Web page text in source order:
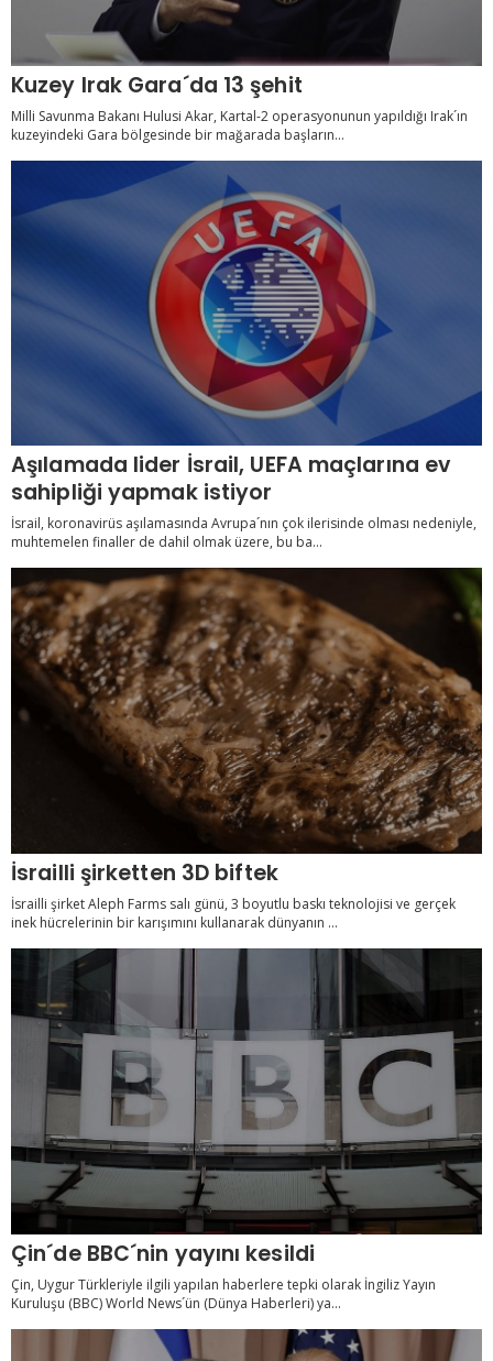
Kuzey Irak Gara´da 13 şehit
Milli Savunma Bakanı Hulusi Akar, Kartal-2 operasyonunun yapıldığı Irak´ın
kuzeyindeki Gara bölgesinde bir mağarada başların...
Aşılamada lider İsrail, UEFA maçlarına ev
sahipliği yapmak istiyor
İsrail, koronavirüs aşılamasında Avrupa´nın çok ilerisinde olması nedeniyle,
muhtemelen finaller de dahil olmak üzere, bu ba...
İsrailli şirketten 3D biftek
İsrailli şirket Aleph Farms salı günü, 3 boyutlu baskı teknolojisi ve gerçek
inek hücrelerinin bir karışımını kullanarak dünyanın ...
Çin´de BBC´nin yayını kesildi
Çin, Uygur Türkleriyle ilgili yapılan haberlere tepki olarak İngiliz Yayın
Kuruluşu (BBC) World News´ün (Dünya Haberleri) ya...